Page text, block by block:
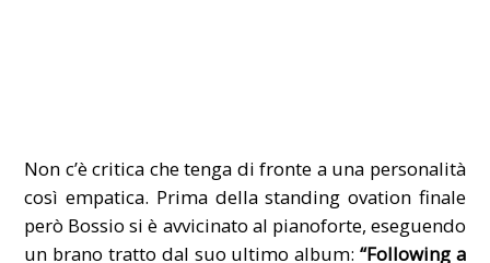
Non c’è critica che tenga di fronte a una personalità
così empatica. Prima della standing ovation finale
però Bossio si è avvicinato al pianoforte, eseguendo
un brano tratto dal suo ultimo album: “Following a